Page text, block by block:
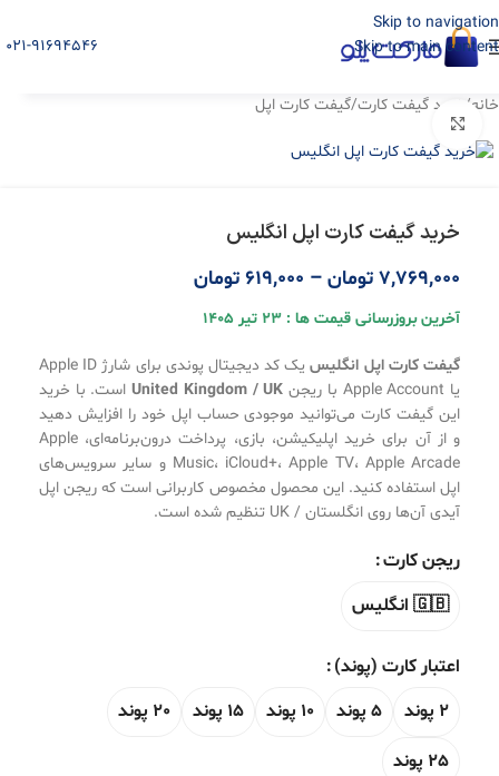
Skip to navigation
Skip to main content
021-91694546
خانه/ خرید گیفت کارت/گیفت کارت اپل
خرید گیفت کارت اپل انگلیس
7,769,000 تومان –
619,000 تومان
آخرین بروزرسانی قیمت ها : 23 تیر 1405
گیفت کارت اپل انگلیس
یک کد دیجیتال پوندی برای شارژ Apple ID
یا Apple Account با ریجن
United Kingdom / UKاست. با خرید
این گیفت کارت می‌توانید موجودی حساب اپل خود را افزایش دهید
و از آن برای خرید اپلیکیشن، بازی، پرداخت درون‌برنامه‌ای، Apple
Music، iCloud+، Apple TV، Apple Arcade و سایر سرویس‌های
اپل استفاده کنید. این محصول مخصوص کاربرانی است که ریجن اپل
آیدی آن‌ها روی انگلستان / UK تنظیم شده است.
ریجن کارت
🇬🇧 انگلیس
اعتبار کارت (پوند)
2 پوند
5 پوند 10 پوند 15 پوند 20 پوند
25 پوند